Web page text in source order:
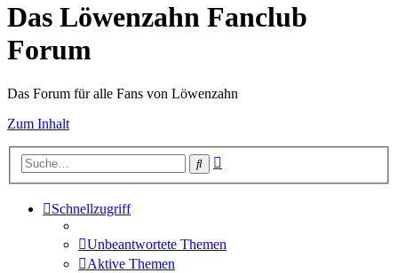
Das Löwenzahn Fanclub
Forum
Das Forum für alle Fans von Löwenzahn
Zum Inhalt
Suche
Schnellzugriff
Unbeantwortete Themen
Aktive Themen